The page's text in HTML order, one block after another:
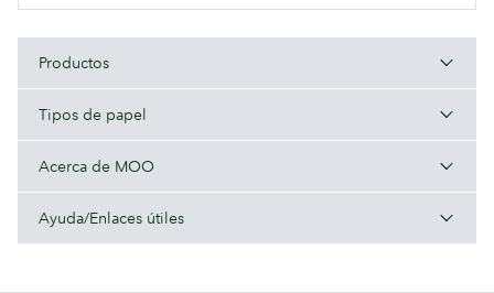
Productos
Tipos de papel
Acerca de MOO
Ayuda/Enlaces útiles